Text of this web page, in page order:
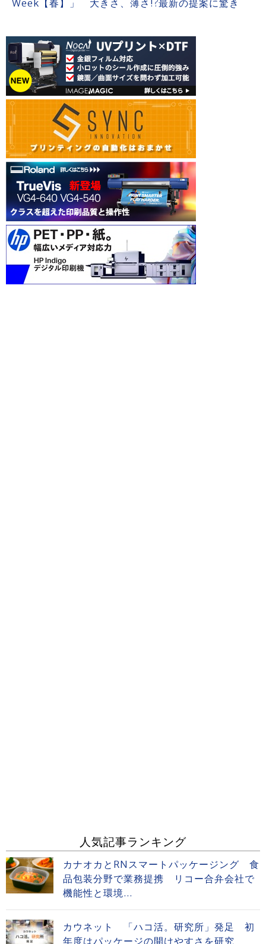
Week【春】」 大きさ、薄さ!?最新の提案に驚き
人気記事ランキング
カナオカとRNスマートパッケージング 食
品包装分野で業務提携 リコー合弁会社で
機能性と環境...
カウネット 「ハコ活。研究所」発足 初
年度はパッケージの開けやすさを研究